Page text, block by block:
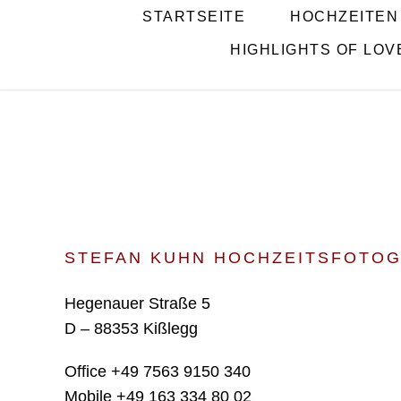
STARTSEITE HOCHZEITEN
HIGHLIGHTS OF
STEFAN KUHN
Hegenauer Straße 5
D – 88353 Kißlegg
Office +49 7563 9150 340
Mobile +49 163 334 80 02